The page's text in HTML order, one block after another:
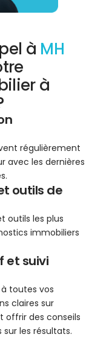
à MH
à
régulièrement
avec les dernières
outils de
outils les plus
immobiliers
et suivi
toutes vos
claires sur
offrir des conseils
les résultats.